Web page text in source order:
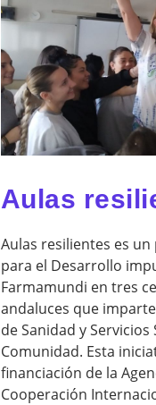
Aulas
Aulas resilientes es
para el Desarrollo
Farmamundi en tres
andaluces que
de Sanidad y
Comunidad. Esta
financiación de la
Cooperación